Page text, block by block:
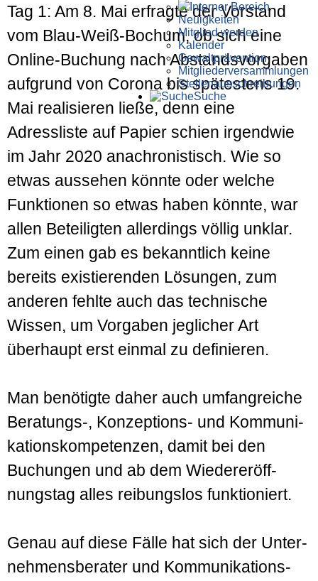
Interner Bereich
Neuigkeiten
Mitglied werden
Kalender
Gewaltprävention
Mitglieder­versammlungen
Stellen­aus­schrei­bungen
Suche
Tag 1: Am 8. Mai erfragte der Vorstand
vom Blau-Weiß-Bochum, ob sich eine
Online-Buchung nach Abstands­vorgaben
aufgrund von Corona bis spätestens 19.
Mai realisieren ließe, denn eine
Adressliste auf Papier schien irgendwie
im Jahr 2020 anachronistisch. Wie so
etwas aussehen könnte oder welche
Funktionen so etwas haben könnte, war
allen Beteiligten allerdings völlig unklar.
Zum einen gab es bekanntlich keine
bereits existierenden Lösungen, zum
anderen fehlte auch das technische
Wissen, um Vorgaben jeglicher Art
überhaupt erst einmal zu definieren.
Man benötigte daher auch umfangreiche
Beratungs-, Konzeptions- und Kommuni­
kations­kompetenzen, damit bei den
Buchungen und ab dem Wieder­eröff­
nungstag alles reibungslos funktioniert.
Genau auf diese Fälle hat sich der Unter­
nehmens­berater und Kommu­nikations­